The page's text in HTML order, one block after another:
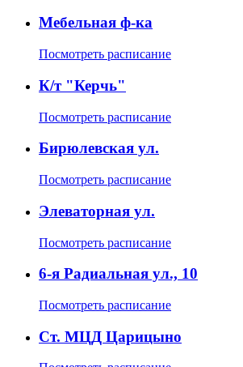
Мебельная ф-ка
Посмотреть расписание
К/т "Керчь"
Посмотреть расписание
Бирюлевская ул.
Посмотреть расписание
Элеваторная ул.
Посмотреть расписание
6-я Радиальная ул., 10
Посмотреть расписание
Ст. МЦД Царицыно